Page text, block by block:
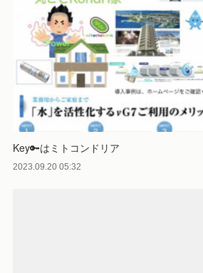
Key🔑はミトコンドリア
2023.09.20 05:32